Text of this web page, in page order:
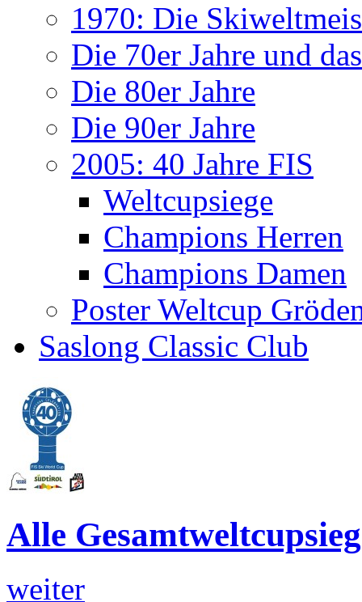
1970: Die
Die 70er Jahre und
Die 80er Jahre
Die 90er Jahre
2005: 40 Jahre FIS
Weltcupsiege
Champions Herren
Champions Damen
Poster Weltcup
Saslong Classic Club
Alle
weiter